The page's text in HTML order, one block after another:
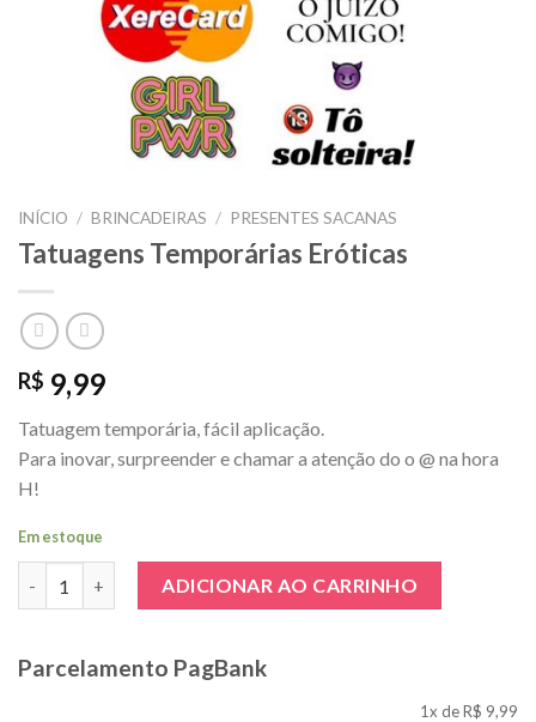
INÍCIO / BRINCADEIRAS / PRESENTES SACANAS
Tatuagens Temporárias Eróticas
R$ 9,99
Tatuagem temporária, fácil aplicação.
Para inovar, surpreender e chamar a atenção do o @ na hora
H!
Em estoque
ADICIONAR AO CARRINHO
Parcelamento PagBank
1x de R$ 9,99